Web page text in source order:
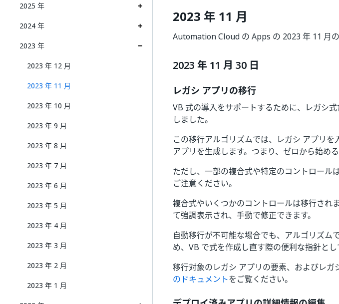
2025 年
2024 年
2023 年
2023 年 12 月
2023 年 11 月
2023 年 10 月
2023 年 9 月
2023 年 8 月
2023 年 7 月
2023 年 6 月
2023 年 5 月
2023 年 4 月
2023 年 3 月
2023 年 2 月
2023 年 1 月
2023 年 11 月
Automation Cloud の Apps の 2023 年 11 月
2023 年 11 月 30 日
レガシ アプリの移行
VB 式の導入をサポートするために、レガシ
しました。
この移行アルゴリズムでは、レガシ アプリ
アプリを生成します。つまり、ゼロから始め
ただし、一部の複合式や特定のコントロール
ご注意ください。
複合式やいくつかのコントロールは移行され
て強調表示され、手動で修正できます。
自動移行が不可能な場合でも、アルゴリズム
め、VB で式を作成し直す際の便利な指針とし
移行対象のレガシ アプリの要素、およびレガ
のドキュメントをご覧ください。